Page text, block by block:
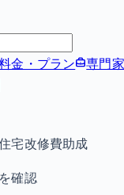
金・プラン 専門
宅改修費助成
確認